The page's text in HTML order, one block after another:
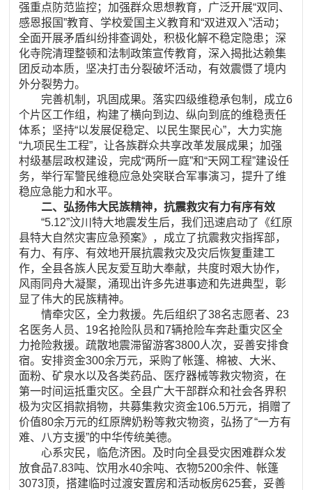
强重点防范监控；加强群众思想教育，广泛开展“双同、
感恩报国”教育、学校爱国主义教育和“双进双入”活动；
全面开展矛盾纠纷排查调处，积极化解不稳定隐患；深
化寺院清理整顿和法制政策宣传教育，深入揭批达赖集
团反动本质，坚决打击分裂破坏活动，有效震慑了境内
外分裂势力。
完善机制，巩固成果。落实四级维稳承包制，成立6
个片区工作组，构建了横向到边、纵向到底的维稳责任
体系；坚持“以发展促稳定、以民生聚民心”，大力实施
“九项民生工程”，让各族群众共享改革发展成果；加强
村级基层政权建设，完成“两所一庭”和“天网工程”建设任
务，举行军警民维稳应急处突联合军事演习，提升了维
稳应急能力和水平。
二、弘扬伟大民族精神，抗震救灾有力有序有效
“5.12”汶川特大地震发生后，我们迅速启动了《红原
县特大自然灾害应急预案》，成立了抗震救灾指挥部，
有力、有序、有效地开展抗震救灾及灾后恢复重建工
作，全县各族人民友爱互助大奉献，共度时艰大协作，
风雨同舟大凝聚，涌现出许多先进事迹和先进典型，彰
显了伟大的民族精神。
情牵灾区，全力救援。先后组织了38名志愿者、23
名医务人员、19名抢险队员和7辆抢险车奔赴重灾区全
力抢险救援。疏散地震滞留游客3800人次，妥善安排食
宿。安排资金300余万元，采购了帐篷、棉被、大米、
面粉、矿泉水以及各类药品、医疗器械等救灾物资，在
第一时间运抵重灾区。全县广大干部群众和社会各界积
极为灾区捐款捐物，共募集救灾资金106.5万元，捐赠了
价值80余万元的红原牌奶粉等救灾物资，弘扬了“一方有
难、八方支援”的中华传统美德。
心系灾民，临危济困。及时向全县受灾困难群众发
放食品7.83吨、饮用水40余吨、衣物5200余件、帐篷
3073顶，搭建临时过渡安置房和活动板房625套，妥善